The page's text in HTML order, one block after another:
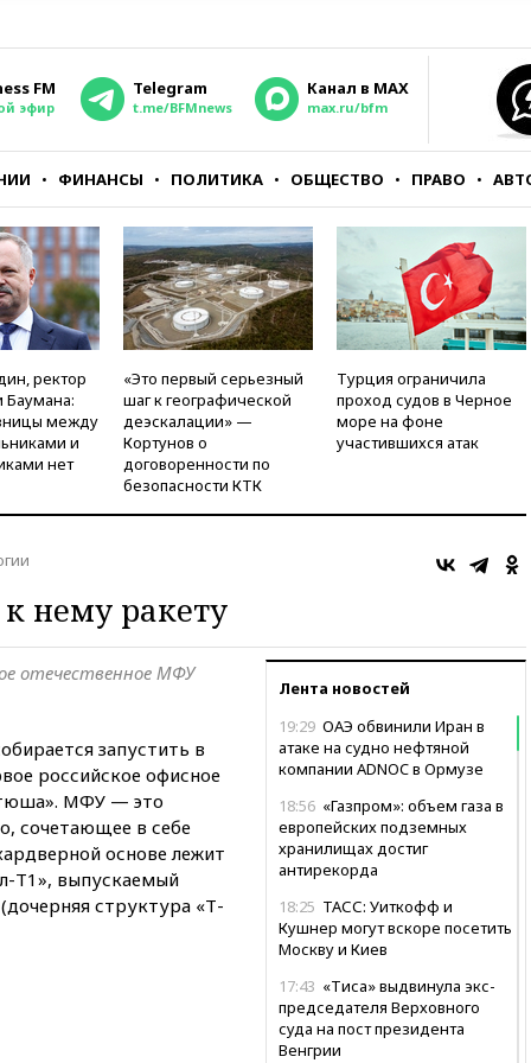
FM
эфир
Telegram
t.me/BFMnews
Канал в MAX
max.ru/bfm
ФИНАНСЫ ПОЛИТИКА ОБЩЕСТВО ПРАВО
ректор
между
и
нет
«Это первый серьезный
шаг к географической
деэскалации» —
Кортунов о
договоренности по
безопасности КТК
Турция ограничила
проход судов в Черное
море на фоне
участившихся атак
нему ракету
Лента новостей
19:29 ОАЭ обвинили Иран в
атаке на судно нефтяной
компании ADNOC в Ормузе
18:56 «Газпром»: объем газа в
европейских подземных
хранилищах достиг
антирекорда
18:25 ТАСС: Уиткофф и
Кушнер могут вскоре посетить
Москву и Киев
17:43 «Тиса» выдвинула экс-
председателя Верховного
суда на пост президента
Венгрии
отечественное МФУ
запустить в
российское офисное
МФУ — это
сочетающее в себе
основе лежит
Т1», выпускаемый
структура «Т-